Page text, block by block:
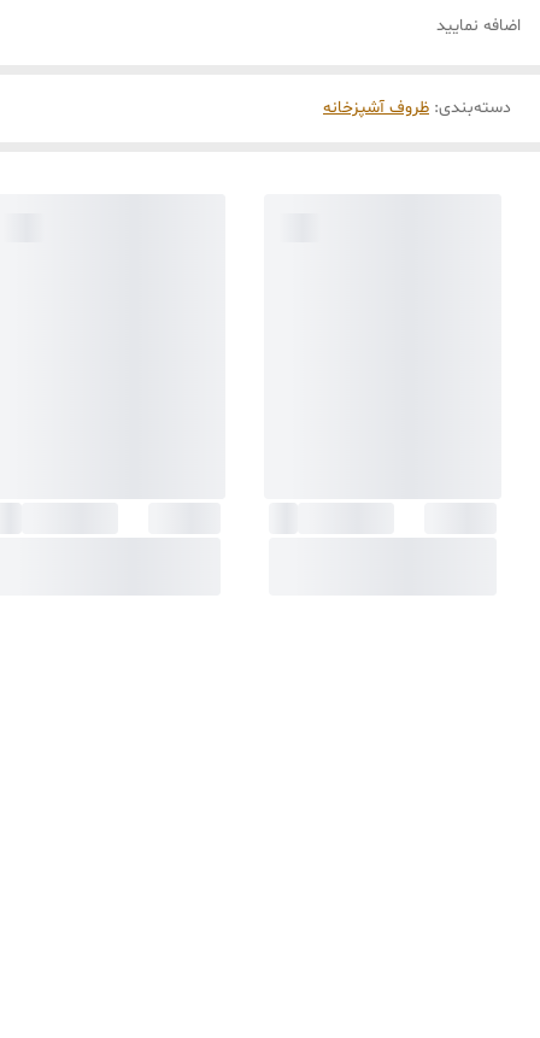
اضافه نمایید
دسته‌بندی: ظروف آشپزخانه